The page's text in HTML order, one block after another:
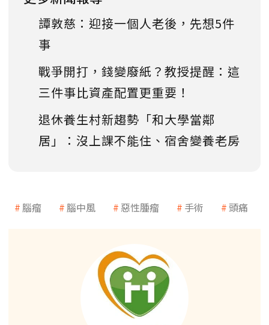
譚敦慈：迎接一個人老後，先想5件
事
戰爭開打，錢變廢紙？教授提醒：這
三件事比資產配置更重要！
退休養生村新趨勢「和大學當鄰
居」：沒上課不能住、宿舍變養老房
腦瘤 腦中風 惡性腫瘤 手術 頭痛